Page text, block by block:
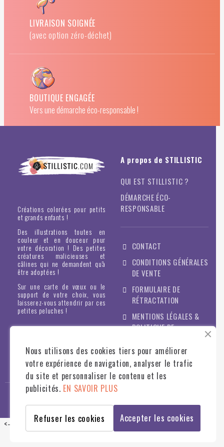
LIVRAISON SOIGNÉE
(avec option zéro-déchet)
BOUTIQUE ENGAGÉE
Vers une démarche éco-responsable !
Créations colorées pour petits
et grands enfants !
Des illustrations toutes en
couleur et en douceur pour
votre décoration ! Des petites
créatures malicieuses et
câlines qui ne demandent qu'à
être adoptées !
Sur une carte de vœux ou le
support de votre choix, vous
laisserez-vous attendrir par ces
petites peluches !
A propos de STILLISTIC
QUI EST STILLISTIC ?
DÉMARCHE ÉCO-
RESPONSABLE
CONTACT
CONDITIONS GÉNÉRALES
DE VENTE
FORMULAIRE DE
RÉTRACTATION
MENTIONS LÉGALES &
POLITIQUE DE
<--
Nous utilisons des cookies tiers pour améliorer
votre expérience de navigation, analyser le trafic
du site et personnaliser le contenu et les
publicités. EN SAVOIR PLUS
Accepter les cookies
Refuser les cookies